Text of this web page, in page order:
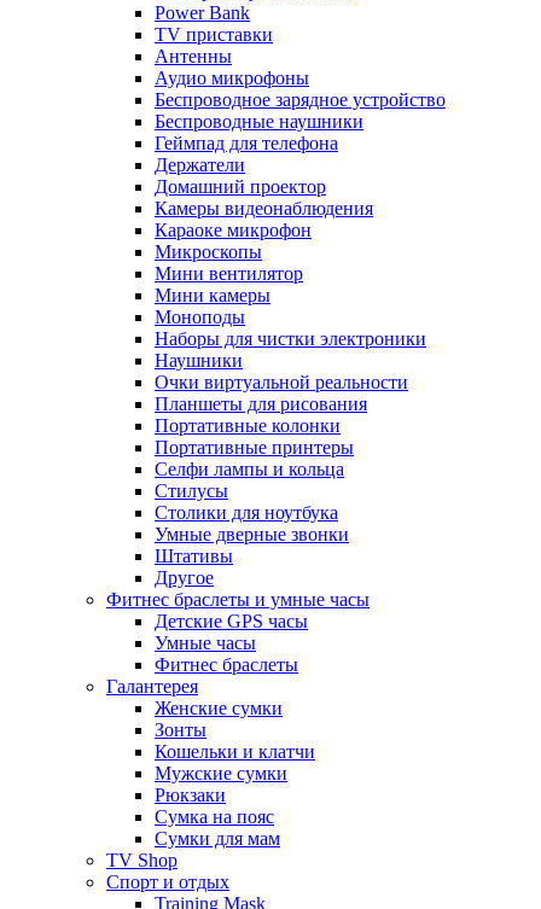
Power Bank
TV приставки
Антенны
Аудио микрофоны
Беспроводное зарядное устройство
Беспроводные наушники
Геймпад для телефона
Держатели
Домашний проектор
Камеры видеонаблюдения
Караоке микрофон
Микроскопы
Мини вентилятор
Мини камеры
Моноподы
Наборы для чистки электроники
Наушники
Очки виртуальной реальности
Планшеты для рисования
Портативные колонки
Портативные принтеры
Селфи лампы и кольца
Стилусы
Столики для ноутбука
Умные дверные звонки
Штативы
Другое
Фитнес браслеты и умные часы
Детские GPS часы
Умные часы
Фитнес браслеты
Галантерея
Женские сумки
Зонты
Кошельки и клатчи
Мужские сумки
Рюкзаки
Сумка на пояс
Сумки для мам
TV Shop
Спорт и отдых
Training Mask